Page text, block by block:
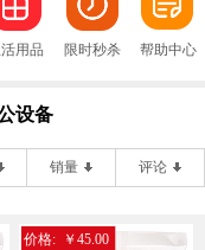
限时秒杀 帮助中心
用品
设备
销量 评论
价格: ￥45.00